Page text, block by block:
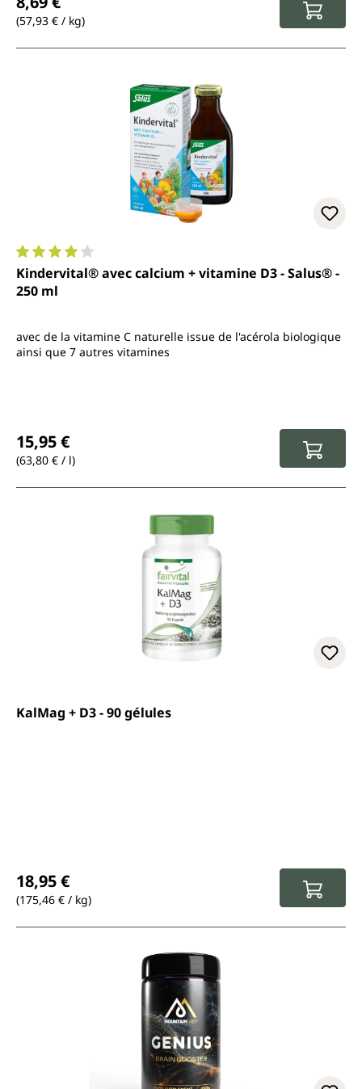
(57,93 € / kg)
Note moyenne de 4 sur 5 étoiles
Kindervital® avec calcium + vitamine D3 - Salus® -
250 ml
avec de la vitamine C naturelle issue de l'acérola biologique
ainsi que 7 autres vitamines
15,95 €
(63,80 € / l)
KalMag + D3 - 90 gélules
18,95 €
(175,46 € / kg)